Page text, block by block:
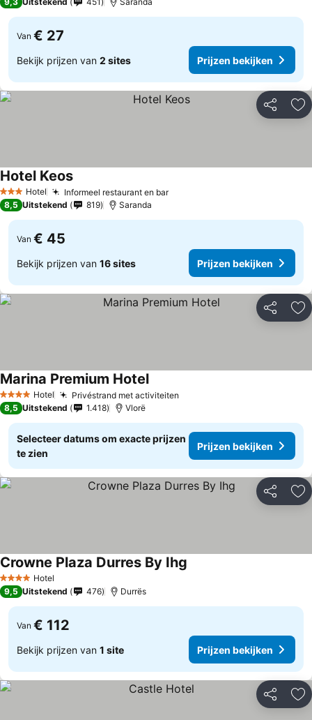
Van € 27
Bekijk prijzen van 2 sites Prijzen bekijken
Delen
3 SterrenHotel Informeel restaurant en bar
Hotel Keos
8,5 Uitstekend 819 Saranda
Van € 45
Bekijk prijzen van 16 sites Prijzen bekijken
Delen
4 SterrenHotel Privéstrand met activiteiten
Marina Premium Hotel
8,5 Uitstekend 1.418 Vlorë
Selecteer datums om exacte prijzen
te zien
Prijzen bekijken
Delen
4 SterrenHotel
Crowne Plaza Durres By Ihg
9,5 Uitstekend 476 Durrës
Van € 112
Bekijk prijzen van 1 site Prijzen bekijken
Delen